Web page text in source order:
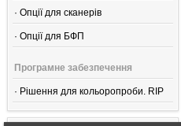
· Опції для сканерів
· Опції для БФП
Програмне забезпечення
· Рішення для кольоропроби. RIP